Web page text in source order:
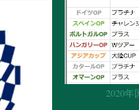
2020年